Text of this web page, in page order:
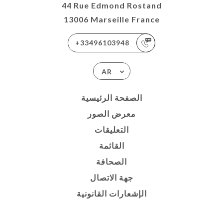
44 Rue Edmond Rostand
13006 Marseille France
+33496103948
AR
الصفحة الرئيسية
معرض الصور
التعليقات
القائمة
الصحافة
جهة الاتصال
الإشعارات القانونية